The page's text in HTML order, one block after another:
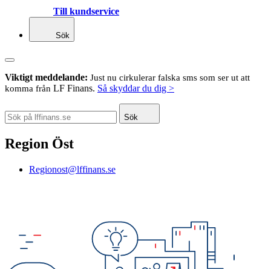
Till kundservice
Sök
Viktigt meddelande: Just nu cirkulerar falska sms som ser ut att
komma från LF Finans. Så skyddar du dig >
Sök
Region Öst
Regionost@lffinans.se